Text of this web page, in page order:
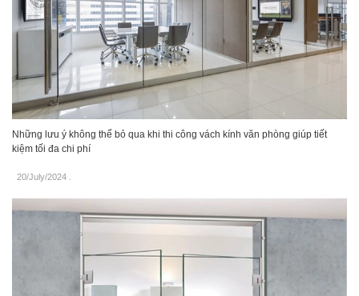
Những lưu ý không thể bỏ qua khi thi công vách kính văn phòng giúp tiết
kiệm tối đa chi phí
20/July/2024